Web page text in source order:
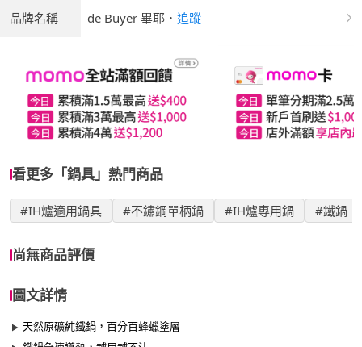
品牌名稱 de Buyer 畢耶 ． 追蹤
看更多「鍋具」熱門商品
#IH爐適用鍋具 #不鏽鋼單柄鍋 #IH爐專用鍋 #鐵鍋
尚無商品評價
圖文詳情
天然原礦純鐵鍋，百分百蜂蠟塗層